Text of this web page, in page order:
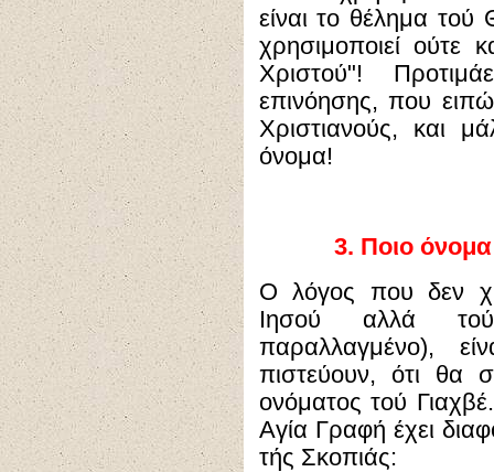
είναι το θέλημα
χρησιμοποιεί
Χριστού"!
επινόησης, που
Χριστιανούς, και
όνομα!
3. Ποιο
Ο λόγος που δεν
Ιησού αλλά
παραλλαγμένο),
πιστεύουν, ότι θα
ονόματος τού
Αγία Γραφή έχει
τής Σκοπιάς: